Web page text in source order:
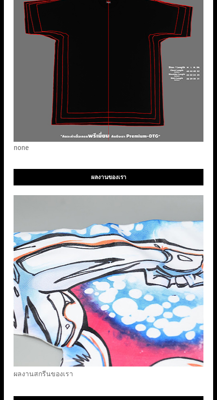
none
ผลงานของเรา
ผลงานสกรีนของเรา